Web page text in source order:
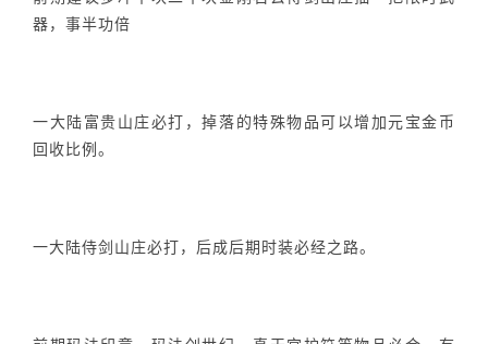
器，事半功倍
一大陆富贵山庄必打，掉落的特殊物品可以增加元宝金币
回收比例。
一大陆侍剑山庄必打，后成后期时装必经之路。